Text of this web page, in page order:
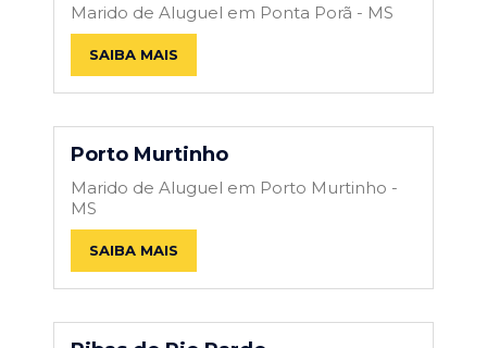
Marido de Aluguel em Ponta Porã - MS
SAIBA MAIS
Porto Murtinho
Marido de Aluguel em Porto Murtinho -
MS
SAIBA MAIS